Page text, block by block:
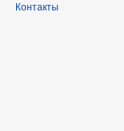
Контакты